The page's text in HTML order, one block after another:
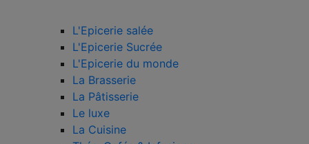
L'Epicerie salée
L'Epicerie Sucrée
L'Epicerie du monde
La Brasserie
La Pâtisserie
Le luxe
La Cuisine